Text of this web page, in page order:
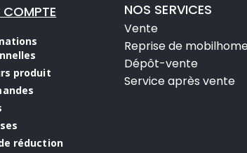
produit
réduction
NOS SERVICES
Vente
Reprise de
Dépôt-vente
Service après vente